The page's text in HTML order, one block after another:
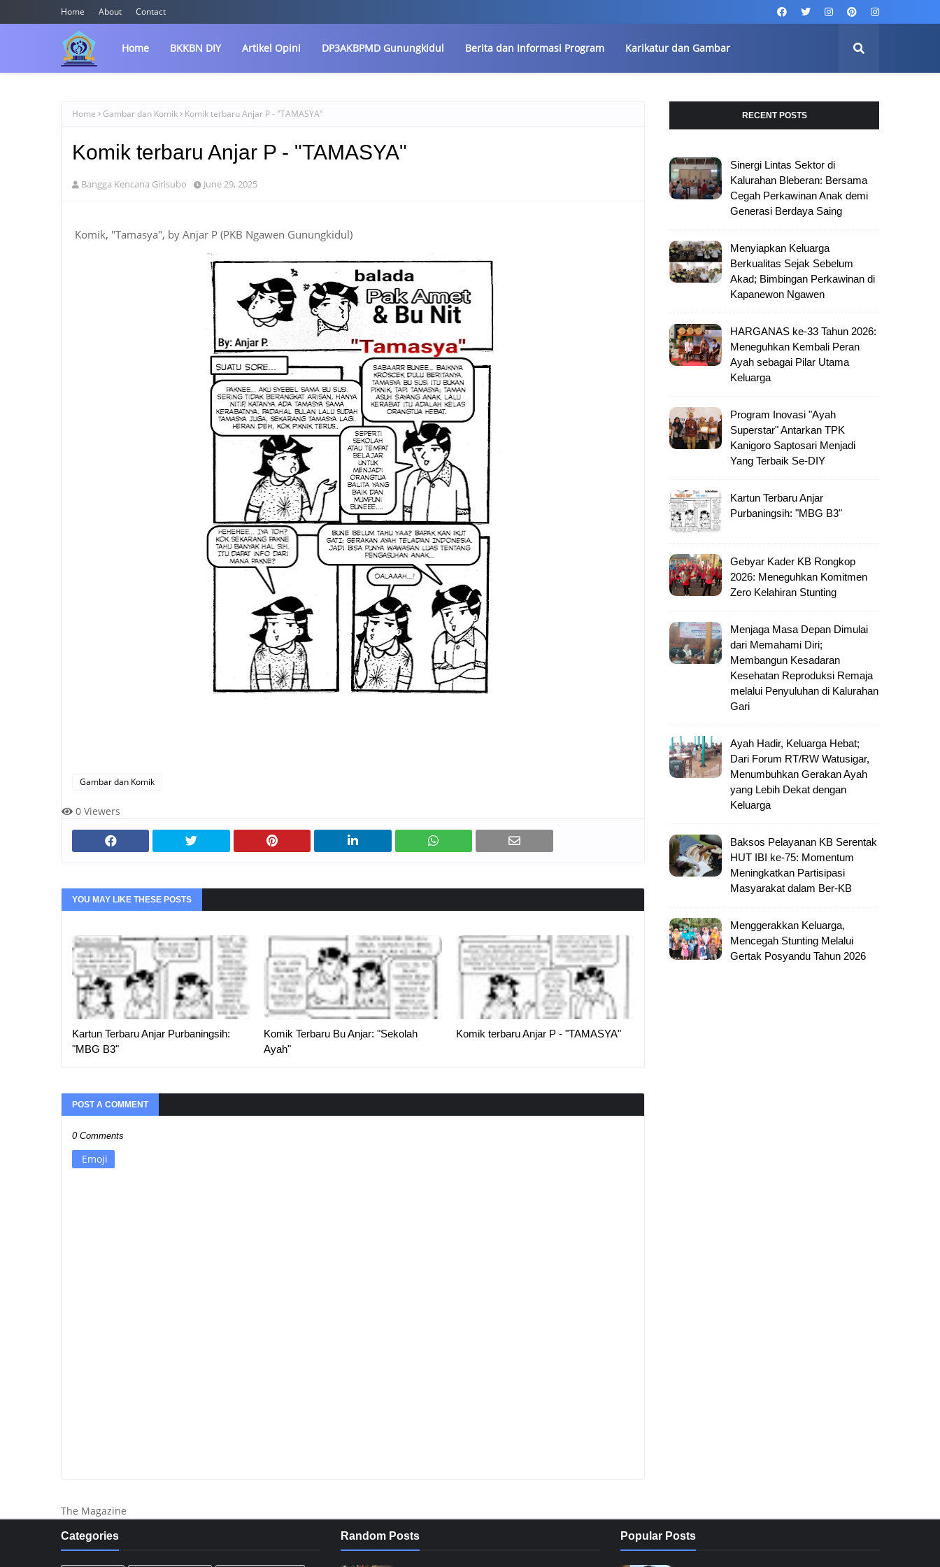
Home About Contact
Home BKKBN DIY Artikel Opini DP3AKBPMD Gunungkidul Berita dan Informasi Program Karikatur dan Gambar
Home Gambar dan Komik Komik terbaru Anjar P - "TAMASYA"
Komik terbaru Anjar P - "TAMASYA"
Bangga Kencana Girisubo June 29, 2025
Komik, "Tamasya", by Anjar P (PKB Ngawen Gunungkidul)
Gambar dan Komik
0 Viewers
YOU MAY LIKE THESE POSTS
Kartun Terbaru Anjar Purbaningsih:
"MBG B3"
Komik Terbaru Bu Anjar: "Sekolah
Ayah"
Komik terbaru Anjar P - "TAMASYA"
POST A COMMENT
0 Comments
Emoji
The Magazine
RECENT POSTS
Sinergi Lintas Sektor di
Kalurahan Bleberan: Bersama
Cegah Perkawinan Anak demi
Generasi Berdaya Saing
Menyiapkan Keluarga
Berkualitas Sejak Sebelum
Akad; Bimbingan Perkawinan di
Kapanewon Ngawen
HARGANAS ke-33 Tahun 2026:
Meneguhkan Kembali Peran
Ayah sebagai Pilar Utama
Keluarga
Program Inovasi "Ayah
Superstar" Antarkan TPK
Kanigoro Saptosari Menjadi
Yang Terbaik Se-DIY
Kartun Terbaru Anjar
Purbaningsih: "MBG B3"
Gebyar Kader KB Rongkop
2026: Meneguhkan Komitmen
Zero Kelahiran Stunting
Menjaga Masa Depan Dimulai
dari Memahami Diri;
Membangun Kesadaran
Kesehatan Reproduksi Remaja
melalui Penyuluhan di Kalurahan
Gari
Ayah Hadir, Keluarga Hebat;
Dari Forum RT/RW Watusigar,
Menumbuhkan Gerakan Ayah
yang Lebih Dekat dengan
Keluarga
Baksos Pelayanan KB Serentak
HUT IBI ke-75: Momentum
Meningkatkan Partisipasi
Masyarakat dalam Ber-KB
Menggerakkan Keluarga,
Mencegah Stunting Melalui
Gertak Posyandu Tahun 2026
Categories Random Posts Popular Posts